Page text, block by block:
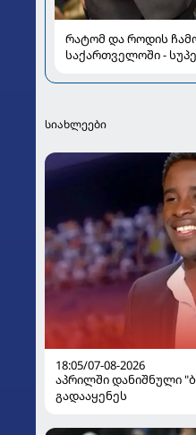
რატომ და როდის
საქართველოში -
სიახლეები
18:05/07-08-2026
აპრილში დანიშნული
გადააყენეს